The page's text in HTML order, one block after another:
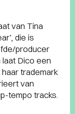
van Tina
die is
producer
Dico een
trademark
van
tempo tracks.